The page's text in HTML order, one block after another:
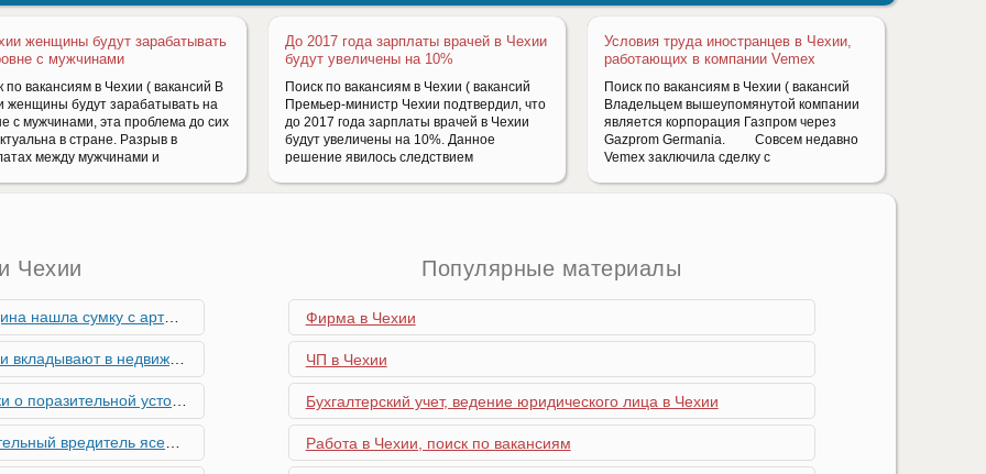
женщины будут зарабатывать
с мужчинами
по вакансиям в Чехии ( вакансий В
женщины будут зарабатывать на
с мужчинами, эта проблема до сих
в стране. Разрыв в
между мужчинами и
До 2017 года зарплаты врачей в Чехии
будут увеличены на 10%
Поиск по вакансиям в Чехии ( вакансий
Премьер-министр Чехии подтвердил, что
до 2017 года зарплаты врачей в Чехии
будут увеличены на 10%. Данное
решение явилось следствием
Условия труда иностранцев в Чехии,
работающих в компании Vemex
Поиск по вакансиям в Чехии ( вакансий
Владельцем вышеупомянутой компании
является корпорация Газпром через
Gazprom Germania. Совсем недавно
Vemex заключила сделку с
Чехии
снарядами, остановив движение поездов
и почему меняются их предпочтения?
устойчивости экономики Чехии
к Чехии, необходима бдительность граждан
Популярные материалы
Фирма в Чехии
ЧП в Чехии
Бухгалтерский учет, ведение юридического лица в Чехии
Работа в Чехии, поиск по вакансиям